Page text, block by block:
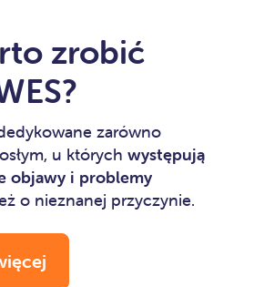
zrobić
zarówno
u których występują
objawy i problemy
o nieznanej przyczynie.